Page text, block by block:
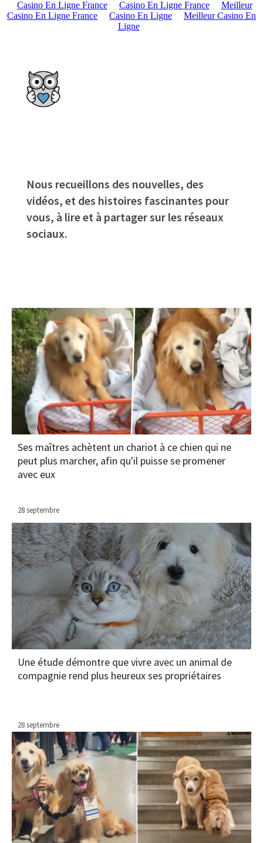
Casino En Ligne France Casino En Ligne France
Meilleur
Casino En Ligne France
Casino En Ligne
Meilleur Casino En
Ligne
Nous recueillons des nouvelles, des
vidéos, et des histoires fascinantes pour
vous, à lire et à partager sur les réseaux
sociaux.
Ses maîtres achètent un chariot à ce chien qui ne
peut plus marcher, afin qu'il puisse se promener
avec eux
28 septembre
Une étude démontre que vivre avec un animal de
compagnie rend plus heureux ses propriétaires
28 septembre